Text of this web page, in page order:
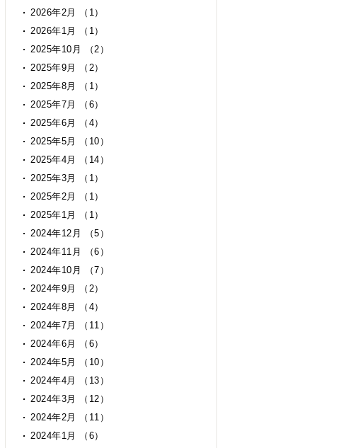
2026年2月 （1）
2026年1月 （1）
2025年10月 （2）
2025年9月 （2）
2025年8月 （1）
2025年7月 （6）
2025年6月 （4）
2025年5月 （10）
2025年4月 （14）
2025年3月 （1）
2025年2月 （1）
2025年1月 （1）
2024年12月 （5）
2024年11月 （6）
2024年10月 （7）
2024年9月 （2）
2024年8月 （4）
2024年7月 （11）
2024年6月 （6）
2024年5月 （10）
2024年4月 （13）
2024年3月 （12）
2024年2月 （11）
2024年1月 （6）